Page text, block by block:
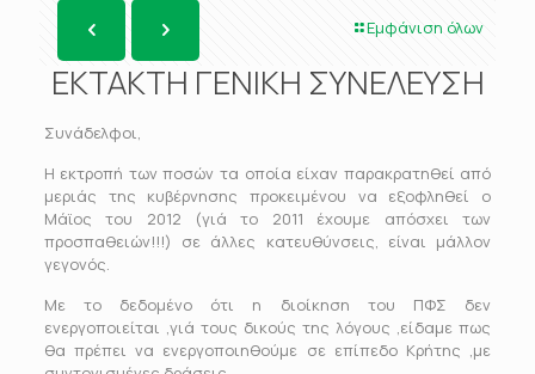
Εμφάνιση όλων
ΕΚΤΑΚΤΗ ΓΕΝΙΚΗ ΣΥΝΕΛΕΥΣΗ
Συνάδελφοι,
Η εκτροπή των ποσών τα οποία είχαν παρακρατηθεί από
μεριάς της κυβέρνησης προκειμένου να εξοφληθεί ο
Μάϊος του 2012 (γιά το 2011 έχουμε απόσχει των
προσπαθειών!!!) σε άλλες κατευθύνσεις, είναι μάλλον
γεγονός.
Με το δεδομένο ότι η διοίκηση του ΠΦΣ δεν
ενεργοποιείται ,γιά τους δικούς της λόγους ,είδαμε πως
θα πρέπει να ενεργοποιηθούμε σε επίπεδο Κρήτης ,με